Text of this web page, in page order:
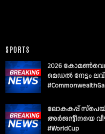
SPORTS
2026
മെഡൽ നേട്ടം
ലോകകപ്പ്
അർജന്റീനയെ
#WorldCup